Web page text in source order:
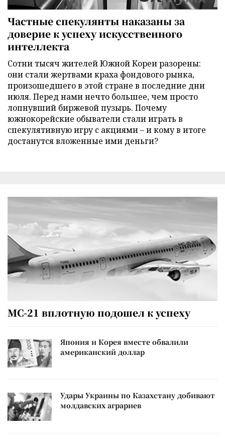
Частные спекулянты наказаны за
доверие к успеху искусственного
интеллекта
Сотни тысяч жителей Южной Кореи разорены:
они стали жертвами краха фондового рынка,
произошедшего в этой стране в последние дни
июля. Перед нами нечто большее, чем просто
лопнувший биржевой пузырь. Почему
южнокорейские обыватели стали играть в
спекулятивную игру с акциями – и кому в итоге
достанутся вложенные ими деньги?
МС-21 вплотную подошел к успеху
Япония и Корея вместе обвалили
американский доллар
Удары Украины по Казахстану добивают
молдавских аграриев